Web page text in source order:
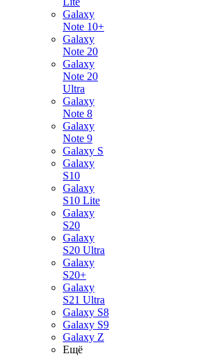
Galaxy
Note 10+
Galaxy
Note 20
Galaxy
Note 20
Ultra
Galaxy
Note 8
Galaxy
Note 9
Galaxy S
Galaxy
S10
Galaxy
S10 Lite
Galaxy
S20
Galaxy
S20 Ultra
Galaxy
S20+
Galaxy
S21 Ultra
Galaxy S8
Galaxy S9
Galaxy Z
Ещё